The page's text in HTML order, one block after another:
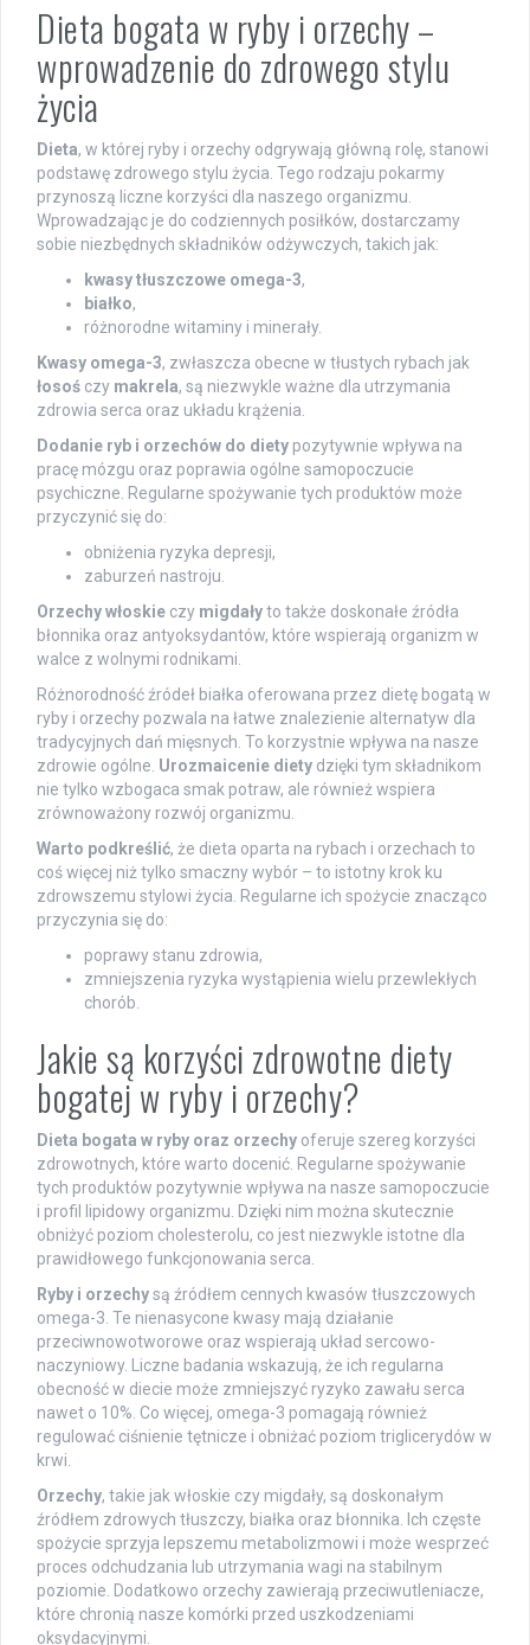
Dieta bogata w ryby i orzechy –
wprowadzenie do zdrowego stylu
życia
Dieta, w której ryby i orzechy odgrywają główną rolę, stanowi
podstawę zdrowego stylu życia. Tego rodzaju pokarmy
przynoszą liczne korzyści dla naszego organizmu.
Wprowadzając je do codziennych posiłków, dostarczamy
sobie niezbędnych składników odżywczych, takich jak:
kwasy tłuszczowe omega-3,
białko,
różnorodne witaminy i minerały.
Kwasy omega-3, zwłaszcza obecne w tłustych rybach jak
łosoś czy makrela, są niezwykle ważne dla utrzymania
zdrowia serca oraz układu krążenia.
Dodanie ryb i orzechów do diety pozytywnie wpływa na
pracę mózgu oraz poprawia ogólne samopoczucie
psychiczne. Regularne spożywanie tych produktów może
przyczynić się do:
obniżenia ryzyka depresji,
zaburzeń nastroju.
Orzechy włoskie czy migdałyto także doskonałe źródła
błonnika oraz antyoksydantów, które wspierają organizm w
walce z wolnymi rodnikami.
Różnorodność źródeł białka oferowana przez dietę bogatą w
ryby i orzechy pozwala na łatwe znalezienie alternatyw dla
tradycyjnych dań mięsnych. To korzystnie wpływa na nasze
zdrowie ogólne. Urozmaicenie diety dzięki tym składnikom
nie tylko wzbogaca smak potraw, ale również wspiera
zrównoważony rozwój organizmu.
Warto podkreślić, że dieta oparta na rybach i orzechach to
coś więcej niż tylko smaczny wybór – to istotny krok ku
zdrowszemu stylowi życia. Regularne ich spożycie znacząco
przyczynia się do:
poprawy stanu zdrowia,
zmniejszenia ryzyka wystąpienia wielu przewlekłych
chorób.
Jakie są korzyści zdrowotne diety
bogatej w ryby i orzechy?
Dieta bogata w ryby oraz orzechy oferuje szereg korzyści
zdrowotnych, które warto docenić. Regularne spożywanie
tych produktów pozytywnie wpływa na nasze samopoczucie
i profil lipidowy organizmu. Dzięki nim można skutecznie
obniżyć poziom cholesterolu, co jest niezwykle istotne dla
prawidłowego funkcjonowania serca.
Ryby i orzechysą źródłem cennych kwasów tłuszczowych
omega-3. Te nienasycone kwasy mają działanie
przeciwnowotworowe oraz wspierają układ sercowo-
naczyniowy. Liczne badania wskazują, że ich regularna
obecność w diecie może zmniejszyć ryzyko zawału serca
nawet o 10%. Co więcej, omega-3 pomagają również
regulować ciśnienie tętnicze i obniżać poziom triglicerydów w
krwi.
Orzechy, takie jak włoskie czy migdały, są doskonałym
źródłem zdrowych tłuszczy, białka oraz błonnika. Ich częste
spożycie sprzyja lepszemu metabolizmowi i może wesprzeć
proces odchudzania lub utrzymania wagi na stabilnym
poziomie. Dodatkowo orzechy zawierają przeciwutleniacze,
które chronią nasze komórki przed uszkodzeniami
oksydacyjnymi.